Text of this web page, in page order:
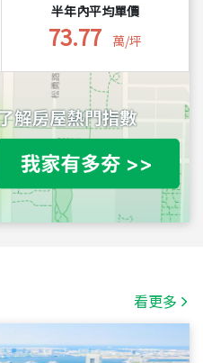
半年內平均單價
73.77 萬/坪
看更多